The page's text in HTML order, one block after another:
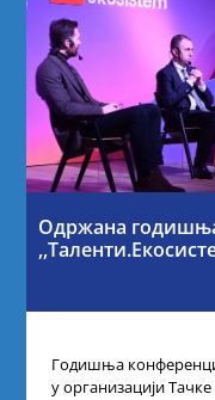
Одржана
Годишња
у организацији